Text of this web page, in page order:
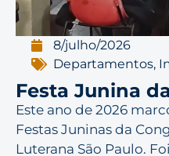
8/julho/2026
Departamentos,
Festa Junina
Este ano de 2026
Festas Juninas da
Luterana São Paulo.